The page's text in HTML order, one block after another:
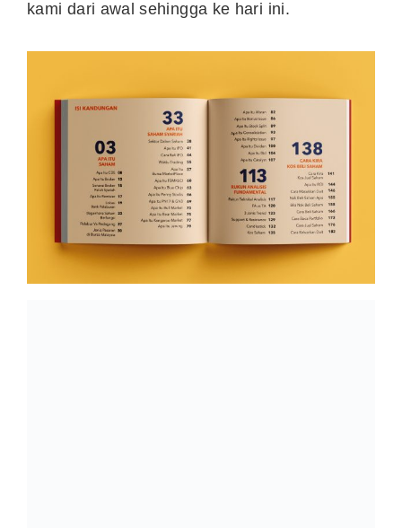
kami dari awal sehingga ke hari ini.